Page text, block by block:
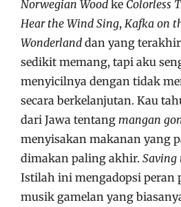
Norwegian Wood ke Colorless
Hear the Wind Sing, Kafka on
Wonderland dan yang
sedikit memang, tapi aku
menyicilnya dengan tidak
secara berkelanjutan. Kau
dari Jawa tentang mangan
menyisakan makanan yang
dimakan paling akhir. Saving
Istilah ini mengadopsi peran
musik gamelan yang